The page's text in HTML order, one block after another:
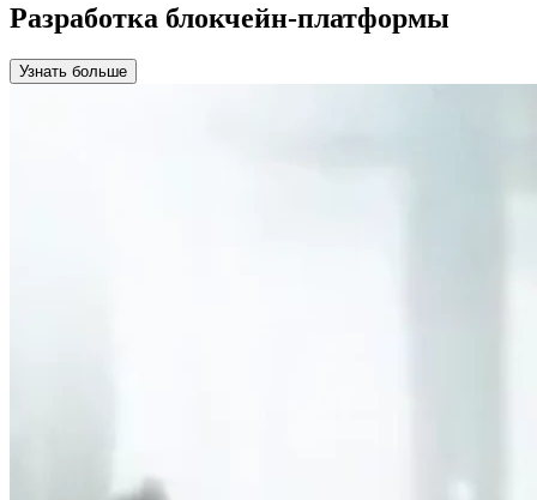
Разработка блокчейн-платформы
Узнать больше